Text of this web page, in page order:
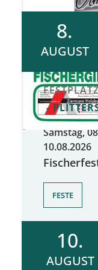
8.
AUGUST
Samstag,
10.08.2026
FESTE
10.
AUGUST